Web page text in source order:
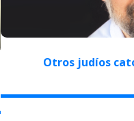
Otros judíos